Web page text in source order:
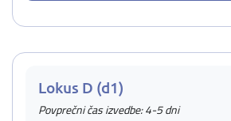
Lokus D (d1)
Povprečni čas izvedbe: 4-5 dni